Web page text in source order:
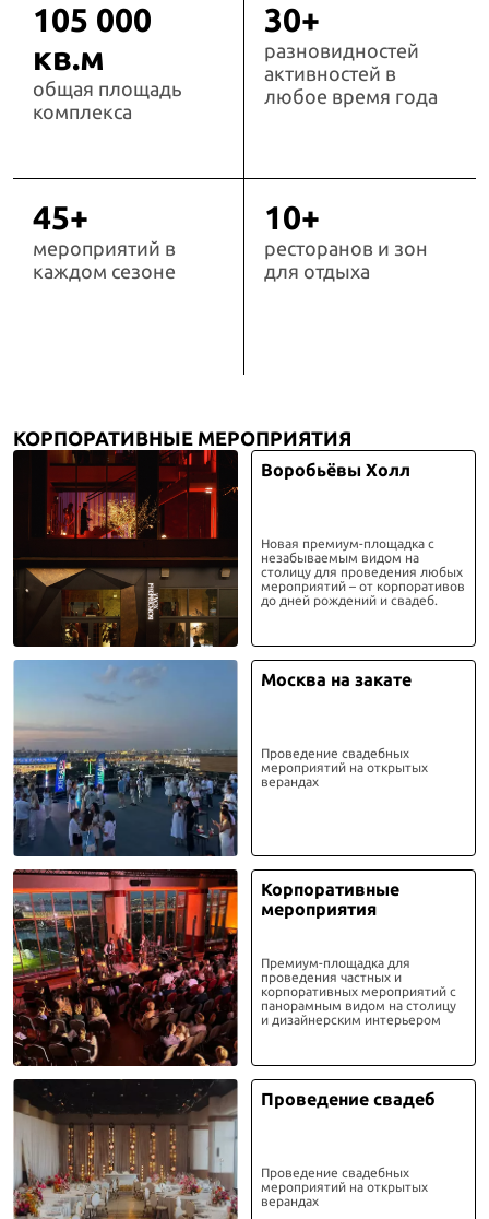
105 000
кв.м
общая площадь
комплекса
30+
разновидностей
активностей в
любое время года
45+
мероприятий в
каждом сезоне
10+
ресторанов и зон
для отдыха
КОРПОРАТИВНЫЕ МЕРОПРИЯТИЯ
Воробьёвы Холл
Новая премиум-площадка с
незабываемым видом на
столицу для проведения любых
мероприятий – от корпоративов
до дней рождений и свадеб.
Москва на закате
Проведение свадебных
мероприятий на открытых
верандах
Корпоративные
мероприятия
Премиум-площадка для
проведения частных и
корпоративных мероприятий с
панорамным видом на столицу
и дизайнерским интерьером
Проведение свадеб
Проведение свадебных
мероприятий на открытых
верандах